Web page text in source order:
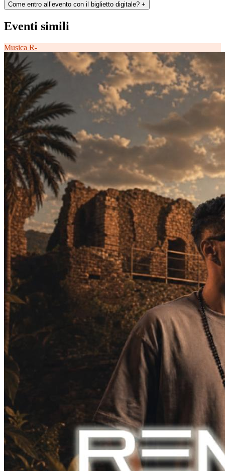
Come entro all’evento con il biglietto digitale? +
Eventi simili
Musica R-